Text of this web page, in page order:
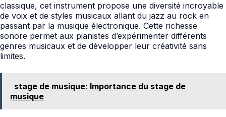
classique, cet instrument propose une diversité incroyable
de voix et de styles musicaux allant du jazz au rock en
passant par la musique électronique. Cette richesse
sonore permet aux pianistes d’expérimenter différents
genres musicaux et de développer leur créativité sans
limites.
stage de musique: Importance du stage de
musique